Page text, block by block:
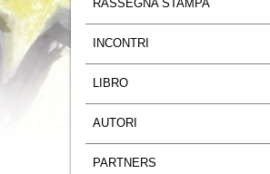
RASSEGNA STAMPA
INCONTRI
LIBRO
AUTORI
PARTNERS